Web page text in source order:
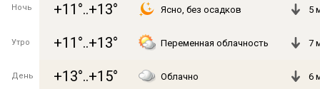
Ночь +11°..+13° Ясно, без осадков 5
Утро +11°..+13° Переменная облачность 7
День +13°..+15° Облачно 6